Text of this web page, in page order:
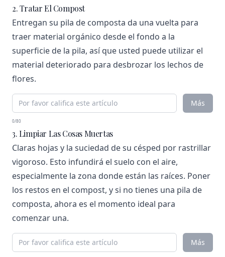
2. Tratar El Compost
Entregan su pila de composta da una vuelta para
traer material orgánico desde el fondo a la
superficie de la pila, así que usted puede utilizar el
material deteriorado para desbrozar los lechos de
flores.
Más
0/80
3. Limpiar Las Cosas Muertas
Claras hojas y la suciedad de su césped por rastrillar
vigoroso. Esto infundirá el suelo con el aire,
especialmente la zona donde están las raíces. Poner
los restos en el compost, y si no tienes una pila de
composta, ahora es el momento ideal para
comenzar una.
Más